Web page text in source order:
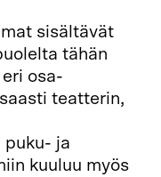
sisältävät
tähän
osa-
teatterin,
puku- ja
kuuluu myös